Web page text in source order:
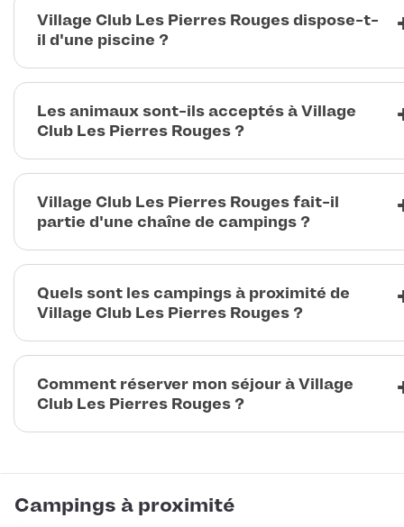
Village Club Les Pierres Rouges dispose-t-
il d'une piscine ?
Les animaux sont-ils acceptés à Village
Club Les Pierres Rouges ?
Village Club Les Pierres Rouges fait-il
partie d'une chaîne de campings ?
Quels sont les campings à proximité de
Village Club Les Pierres Rouges ?
Comment réserver mon séjour à Village
Club Les Pierres Rouges ?
Campings à proximité